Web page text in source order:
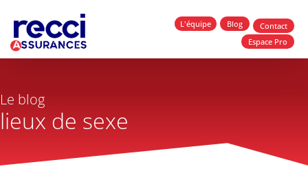
L'équipe Blog
Contact
Espace Pro
Le blog
lieux de sexe